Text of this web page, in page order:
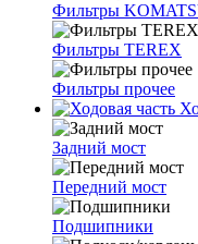
Фильтры
Фильтры TEREX
Фильтры прочее
Задний мост
Передний мост
Подшипники